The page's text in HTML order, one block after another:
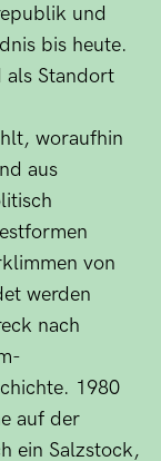
und
bis heute.
als Standort
woraufhin
aus
von
werden
nach
1980
auf der
ein Salzstock,